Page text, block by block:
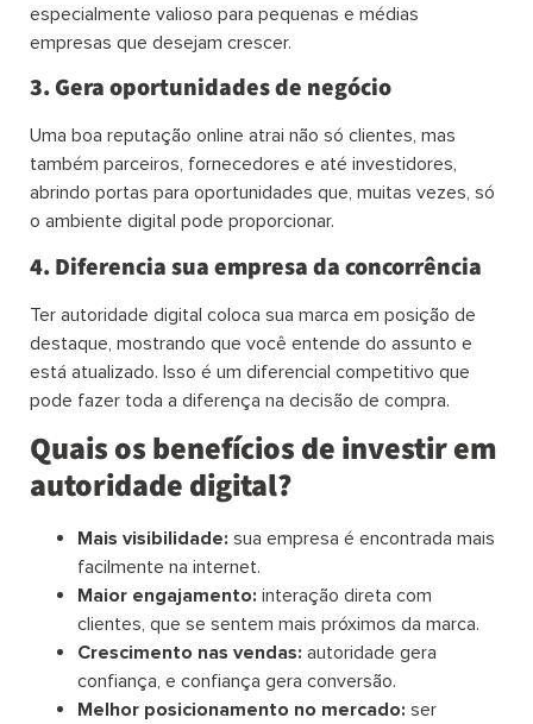
especialmente valioso para pequenas e médias
empresas que desejam crescer.
3. Gera oportunidades de negócio
Uma boa reputação online atrai não só clientes, mas
também parceiros, fornecedores e até investidores,
abrindo portas para oportunidades que, muitas vezes, só
o ambiente digital pode proporcionar.
4. Diferencia sua empresa da concorrência
Ter autoridade digital coloca sua marca em posição de
destaque, mostrando que você entende do assunto e
está atualizado. Isso é um diferencial competitivo que
pode fazer toda a diferença na decisão de compra.
Quais os benefícios de investir em
autoridade digital?
Mais visibilidade: sua empresa é encontrada mais
facilmente na internet.
Maior engajamento: interação direta com
clientes, que se sentem mais próximos da marca.
Crescimento nas vendas: autoridade gera
confiança, e confiança gera conversão.
Melhor posicionamento no mercado: ser